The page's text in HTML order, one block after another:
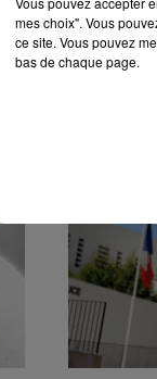
mes choix". Vous
ce site. Vous pouvez
bas de chaque page.